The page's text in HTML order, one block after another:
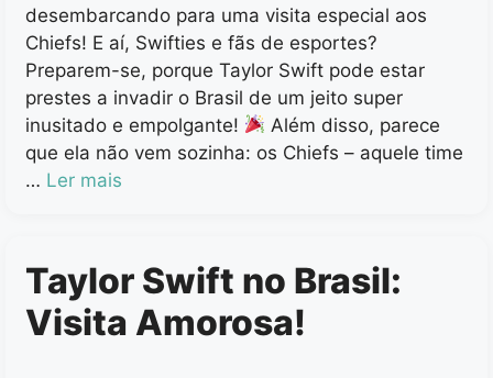
desembarcando para uma visita especial aos
Chiefs! E aí, Swifties e fãs de esportes?
Preparem-se, porque Taylor Swift pode estar
prestes a invadir o Brasil de um jeito super
inusitado e empolgante!
Além disso, parece
que ela não vem sozinha: os Chiefs – aquele time
… Ler mais
Taylor Swift no Brasil:
Visita Amorosa!